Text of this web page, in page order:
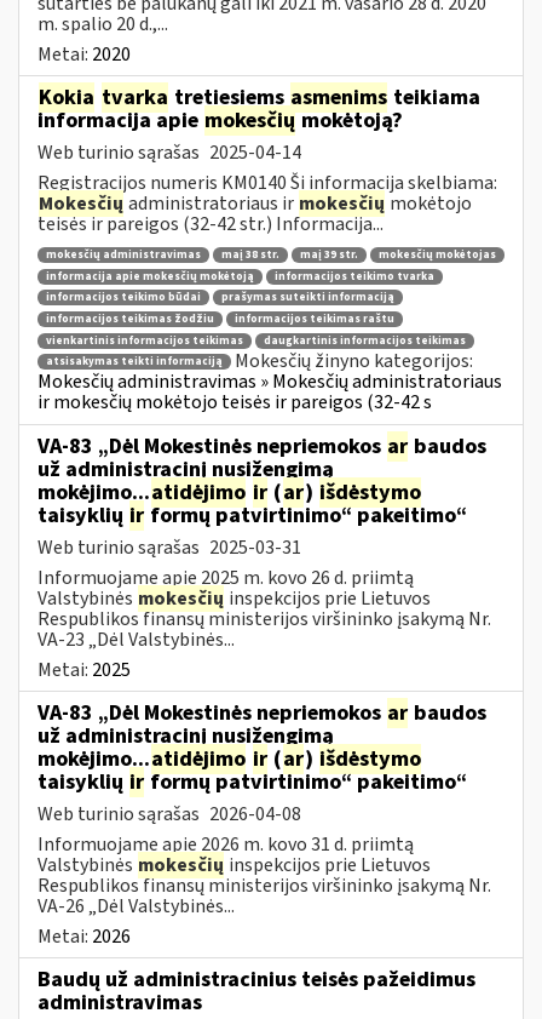
m. spalio 20 d.,...
Metai: 2020
Kokia tvarka tretiesiems asmenims teikiama
informacija apie mokesčiųmokėtoją?
Web turinio sąrašas 2025-04-14
Registracijos numeris KM0140 Ši informacija skelbiama:
Mokesčių administratoriaus ir mokesčių mokėtojo
teisės ir pareigos (32-42 str.) Informacija...
mokesčių administravimas maį 38 str. maį 39 str.
mokesčių mokėtojas
informacija apie mokesčių mokėtoją
informacijos teikimo tvarka
informacijos teikimo būdai
prašymas suteikti informaciją
informacijos teikimas žodžiu
informacijos teikimas raštu
vienkartinis informacijos teikimas
daugkartinis informacijos teikimas
atsisakymas teikti informaciją
Mokesčių žinyno kategorijos:
Mokesčių administravimas » Mokesčių administratoriaus
ir mokesčių mokėtojo teisės ir pareigos (32-42 s
VA-83 „Dėl Mokestinės nepriemokos ar baudos
už administracinį nusižengimą
mokėjimo...atidėjimo ir (ar) išdėstymo
taisyklių ir formų patvirtinimo“ pakeitimo“
Web turinio sąrašas 2025-03-31
Informuojame apie 2025 m. kovo 26 d. priimtą
Valstybinės mokesčių inspekcijos prie Lietuvos
Respublikos finansų ministerijos viršininko įsakymą Nr.
VA-23 „Dėl Valstybinės...
Metai: 2025
VA-83 „Dėl Mokestinės nepriemokos ar baudos
už administracinį nusižengimą
mokėjimo...atidėjimo ir (ar) išdėstymo
taisyklių ir formų patvirtinimo“ pakeitimo“
Web turinio sąrašas 2026-04-08
Informuojame apie 2026 m. kovo 31 d. priimtą
Valstybinės mokesčių inspekcijos prie Lietuvos
Respublikos finansų ministerijos viršininko įsakymą Nr.
VA-26 „Dėl Valstybinės...
Metai: 2026
Baudų už administracinius teisės pažeidimus
administravimas